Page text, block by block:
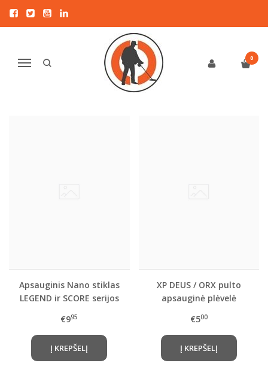
Navigacija
0
PULTŲ APSAUGOS
Pultų apsaugos
Apsauginis Nano stiklas
LEGEND ir SCORE serijos
€995
Į KREPŠELĮ
XP DEUS / ORX pulto
apsauginė plėvelė
€500
Į KREPŠELĮ